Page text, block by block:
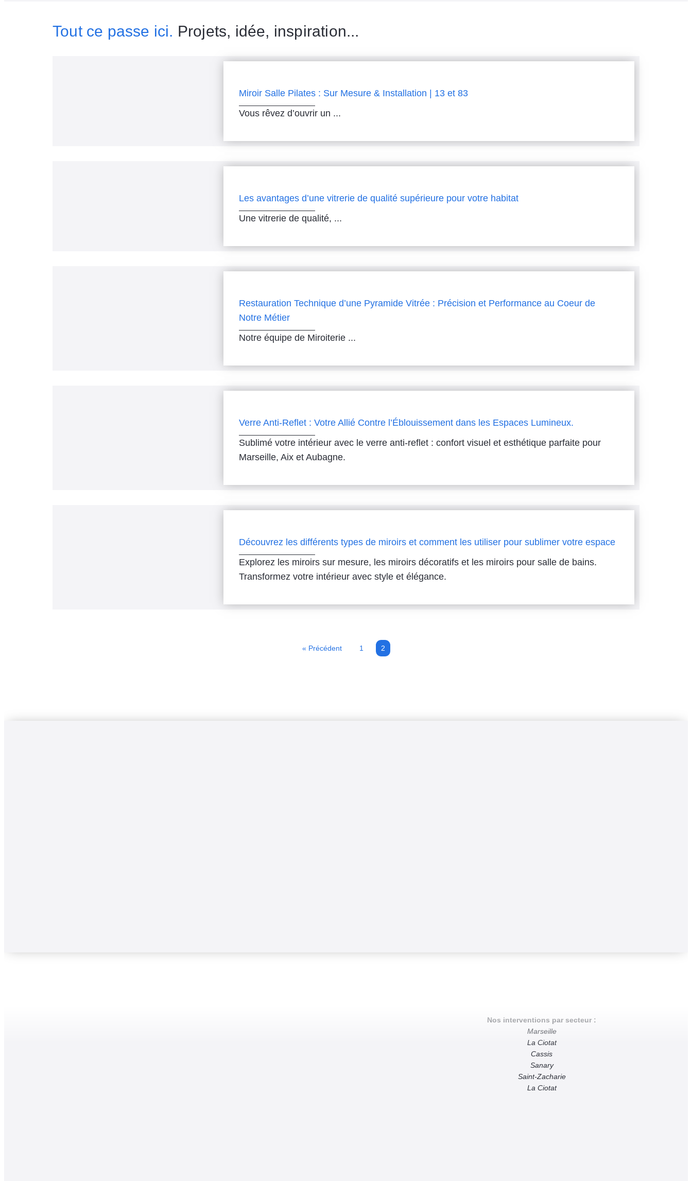
Tout ce passe ici. Projets, idée, inspiration...
Miroir Salle Pilates : Sur Mesure & Installation | 13 et 83
Vous rêvez d’ouvrir un ...
Les avantages d’une vitrerie de qualité supérieure pour votre habitat
Une vitrerie de qualité, ...
Restauration Technique d’une Pyramide Vitrée : Précision et Performance au Coeur de
Notre Métier
Notre équipe de Miroiterie ...
Verre Anti-Reflet : Votre Allié Contre l’Éblouissement dans les Espaces Lumineux.
Sublimé votre intérieur avec le verre anti-reflet : confort visuel et esthétique parfaite pour
Marseille, Aix et Aubagne.
Découvrez les différents types de miroirs et comment les utiliser pour sublimer votre espace
Explorez les miroirs sur mesure, les miroirs décoratifs et les miroirs pour salle de bains.
Transformez votre intérieur avec style et élégance.
« Précédent 1 2
Nos interventions par secteur :
Marseille
La Ciotat
Cassis
Sanary
Saint-Zacharie
La Ciotat